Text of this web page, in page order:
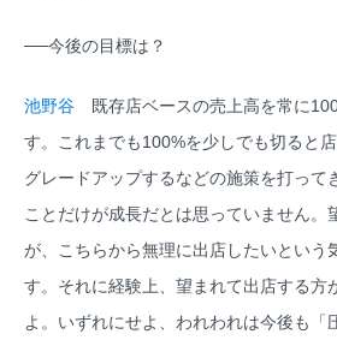
──今後の目標は？
池野谷 既存店ベースの売上高を常に
す。これまでも100%を少しでも切ると
グレードアップするなどの施策を打って
ことだけが成長だとは思っていません。
が、こちらから無理に出店したいという
す。それに経験上、望まれて出店する方
よ。いずれにせよ、われわれは今後も「